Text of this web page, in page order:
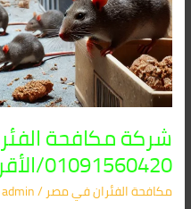
شركة مكافحة
01091560420/الأقرب اليك
مكافحة الفئران​ في مصر/
admin